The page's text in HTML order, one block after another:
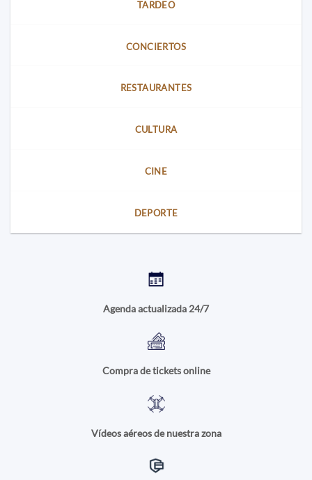
TARDEO
CONCIERTOS
RESTAURANTES
CULTURA
CINE
DEPORTE
Agenda actualizada 24/7
Compra de tickets online
Vídeos aéreos de nuestra zona